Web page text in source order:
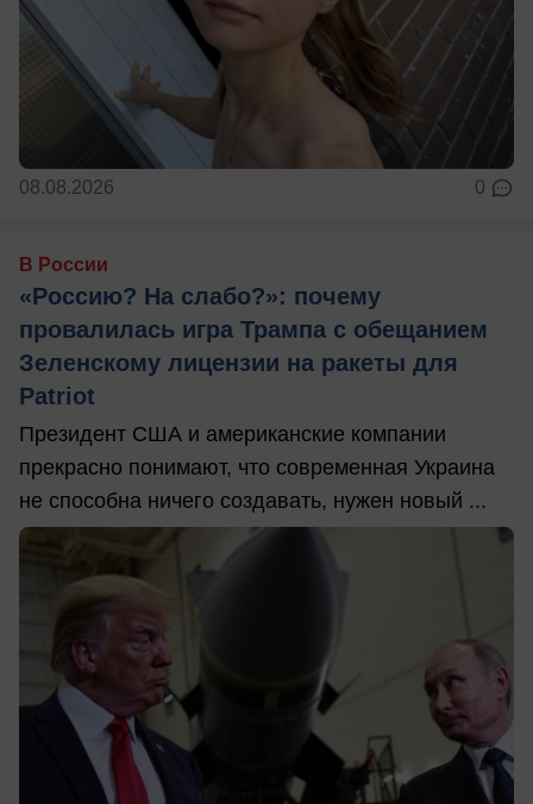
08.08.2026 0
В России
«Россию? На слабо?»: почему
провалилась игра Трампа с обещанием
Зеленскому лицензии на ракеты для
Patriot
Президент США и американские компании
прекрасно понимают, что современная Украина
не способна ничего создавать, нужен новый ...